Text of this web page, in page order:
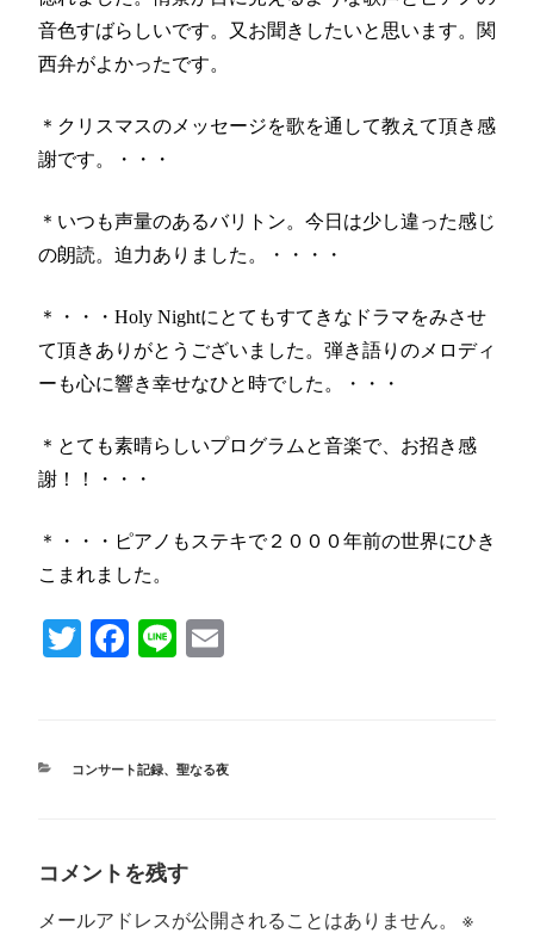
音色すばらしいです。又お聞きしたいと思います。関
西弁がよかったです。
＊クリスマスのメッセージを歌を通して教えて頂き感
謝です。・・・
＊いつも声量のあるバリトン。今日は少し違った感じ
の朗読。迫力ありました。・・・・
＊・・・Holy Nightにとてもすてきなドラマをみさせ
て頂きありがとうございました。弾き語りのメロディ
ーも心に響き幸せなひと時でした。・・・
＊とても素晴らしいプログラムと音楽で、お招き感
謝！！・・・
＊・・・ピアノもステキで２０００年前の世界にひき
こまれました。
T
r
Fa
ok
Li
カ
コンサート記録、 聖なる夜
コメントを残す
メールアドレスが公開されることはありません。 ※